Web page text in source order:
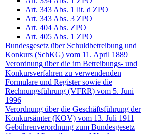
Art. 343 Abs. 1 lit. d ZPO
Art. 343 Abs. 3 ZPO
Art. 404 Abs. ZPO
Art. 405 Abs. 1 ZPO
Bundesgesetz über Schuldbetreibung und
Konkurs (SchKG) vom 11. April 1889
Verordnung über die im Betreibungs- und
Konkursverfahren zu verwendenden
Formulare und Register sowie die
Rechnungsführung (VFRR) vom 5. Juni
1996
Verordnung über die Geschäftsführung der
Konkursämter (KOV) vom 13. Juli 1911
Gebührenverordnung zum Bundesgesetz